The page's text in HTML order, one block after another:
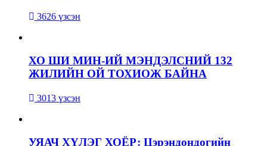
3626 үзсэн
ХО ШИ МИН-ИЙ МЭНДЭЛСНИЙ 132
ЖИЛИЙН ОЙ ТОХИОЖ БАЙНА
3013 үзсэн
УЯАЧ ХҮЛЭГ ХОЁР: Цэрэндондогийн